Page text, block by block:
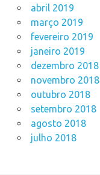
abril 2019
março 2019
fevereiro 2019
janeiro 2019
dezembro 2018
novembro 2018
outubro 2018
setembro 2018
agosto 2018
julho 2018